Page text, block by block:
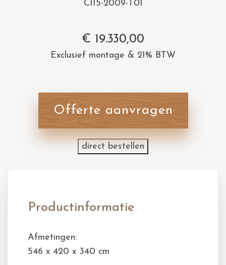
CI15-2009-T01
€ 19.330,00
Exclusief montage & 21% BTW
Offerte aanvragen
direct bestellen
Productinformatie
Afmetingen:
546 x 420 x 340 cm